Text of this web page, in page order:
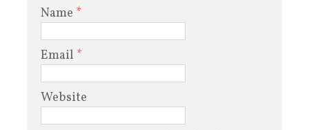
Name *
Email *
Website